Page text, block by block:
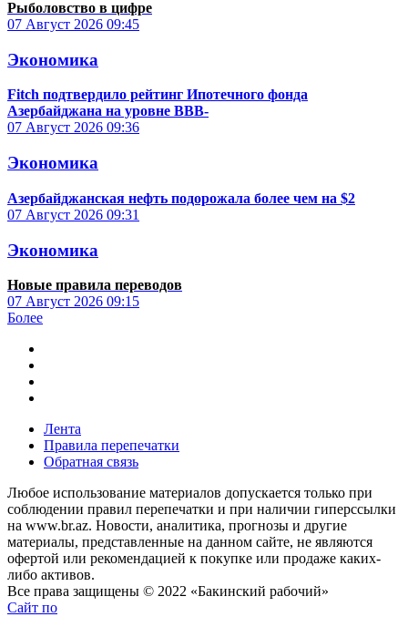
Рыболовство в цифре
07 Август 2026 09:45
Экономика
Fitch подтвердило рейтинг Ипотечного фонда
Азербайджана на уровне BBB-
07 Август 2026 09:36
Экономика
Азербайджанская нефть подорожала более чем на $2
07 Август 2026 09:31
Экономика
Новые правила переводов
07 Август 2026 09:15
Более
Лента
Правила перепечатки
Обратная связь
Любое использование материалов допускается только при
соблюдении правил перепечатки и при наличии гиперссылки
на www.br.az. Новости, аналитика, прогнозы и другие
материалы, представленные на данном сайте, не являются
офертой или рекомендацией к покупке или продаже каких-
либо активов.
Все права защищены © 2022 «Бакинский рабочий»
Сайт по